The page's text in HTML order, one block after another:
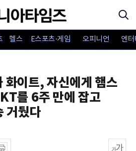
헬스 E스포츠·게임 오피니언 엔
이트, 자신에게 햄스
를 6주 만에 잡고
거뒀다